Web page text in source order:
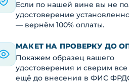
Если по нашей вине вы не
удостоверение
— вернём 100% оплаты.
МАКЕТ НА ПРОВЕРКУ ДО
Покажем образец вашего
удостоверения и сверим
ещё до внесения в ФИС